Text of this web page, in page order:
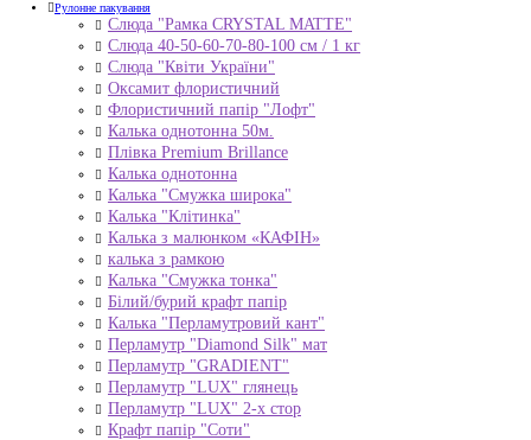
Рулонне пакування
Слюда "Рамка CRYSTAL MATTE"
Слюда 40-50-60-70-80-100 см / 1 кг
Слюда "Квіти України"
Оксамит флористичний
Флористичний папір "Лофт"
Калька однотонна 50м.
Плівка Premium Brillance
Калька однотонна
Калька "Смужка широка"
Калька "Клітинка"
Калька з малюнком «КАФІН»
калька з рамкою
Калька "Смужка тонка"
Білий/бурий крафт папір
Калька "Перламутровий кант"
Перламутр "Diamond Silk" мат
Перламутр "GRADIENT"
Перламутр "LUX" глянець
Перламутр "LUX" 2-х стор
Крафт папір "Соти"